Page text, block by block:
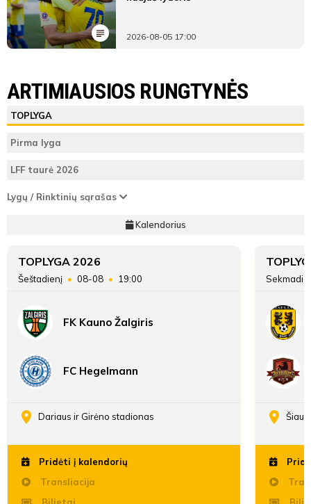
2026-08-05 17:00
ARTIMIAUSIOS RUNGTYNĖS
TOPLYGA
Pirma lyga
LFF taurė 2026
Lygų / Rinktinių sąrašas
Kalendorius
TOPLYGA 2026
Šeštadienį 08-08 19:00
FK Kauno Žalgiris
FC Hegelmann
Dariaus ir Girėno stadionas
Pridėti į kalendorių
Transliacija